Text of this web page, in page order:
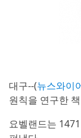
대구--(뉴스와이
원칙을 연구한
요벨랜드는